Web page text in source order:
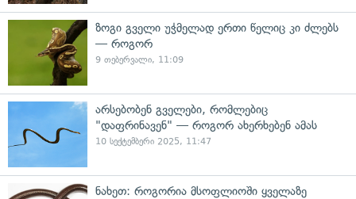
ზოგი გველი უჭმელად ერთი წელიც კი ძლებს
— როგორ
9 თებერვალი, 11:09
არსებობენ გველები, რომლებიც
"დაფრინავენ" — როგორ ახერხებენ ამას
10 სექტემბერი 2025, 11:47
ნახეთ: როგორია მსოფლიოში ყველაზე